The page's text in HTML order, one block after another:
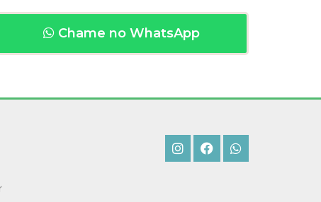
Chame no WhatsApp